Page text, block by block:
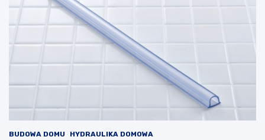
BUDOWA DOMU HYDRAULIKA DOMOWA